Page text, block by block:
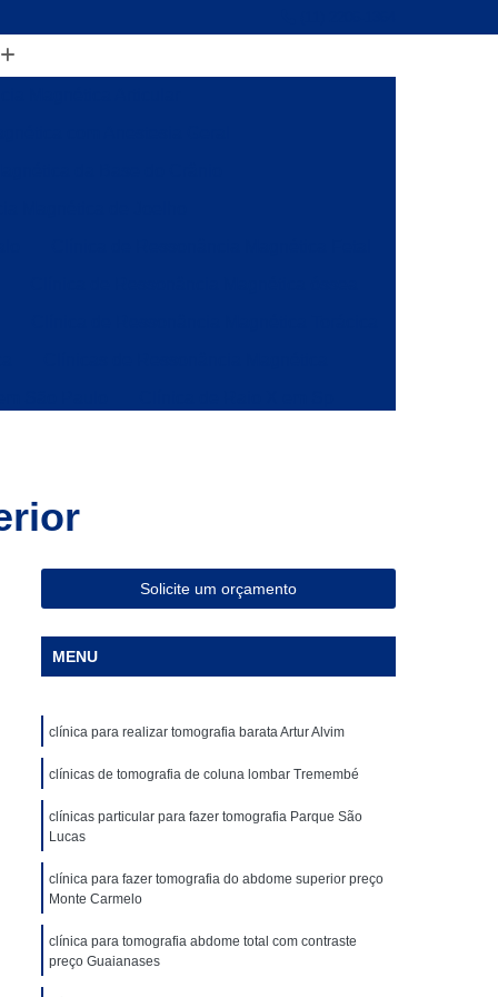
Magnética de Abdômen
Especialista em Ressonância Magnética
Clínica para Angiotomografia
para Fazer Tomografia Computadorizada
Clínica para Realizar Tomografia
Total com Contraste
Clínica para Tomografia de Articulações
Clínica Particular para Fazer Tomografia
Clínica de Exames de Imagem
para Exame de Tomografia do Tórax
Tomografia Abdominal
Solicite um orçamento
MENU
clínica para realizar tomografia barata Artur Alvim
clínicas de tomografia de coluna lombar Tremembé
clínicas particular para fazer tomografia Parque São
Lucas
clínica para fazer tomografia do abdome superior preço
Monte Carmelo
clínica para tomografia abdome total com contraste
preço Guaianases